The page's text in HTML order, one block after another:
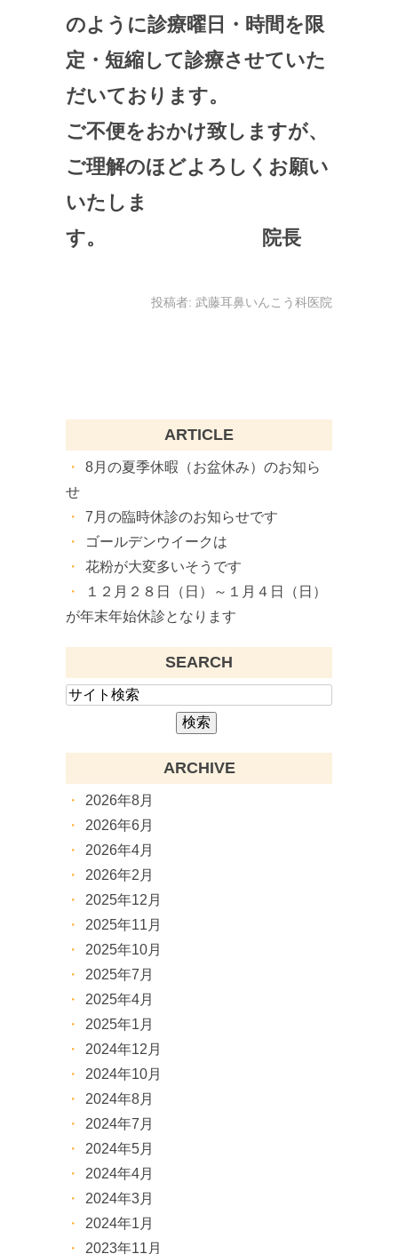
のように診療曜日・時間を限
定・短縮して診療させていた
だいております。
ご不便をおかけ致しますが、
ご理解のほどよろしくお願い
いたしま
す。 院長
投稿者: 武藤耳鼻いんこう科医院
ARTICLE
8月の夏季休暇（お盆休み）のお知ら
せ
7月の臨時休診のお知らせです
ゴールデンウイークは
花粉が大変多いそうです
１２月２８日（日）～１月４日（日）
が年末年始休診となります
SEARCH
ARCHIVE
2026年8月
2026年6月
2026年4月
2026年2月
2025年12月
2025年11月
2025年10月
2025年7月
2025年4月
2025年1月
2024年12月
2024年10月
2024年8月
2024年7月
2024年5月
2024年4月
2024年3月
2024年1月
2023年11月